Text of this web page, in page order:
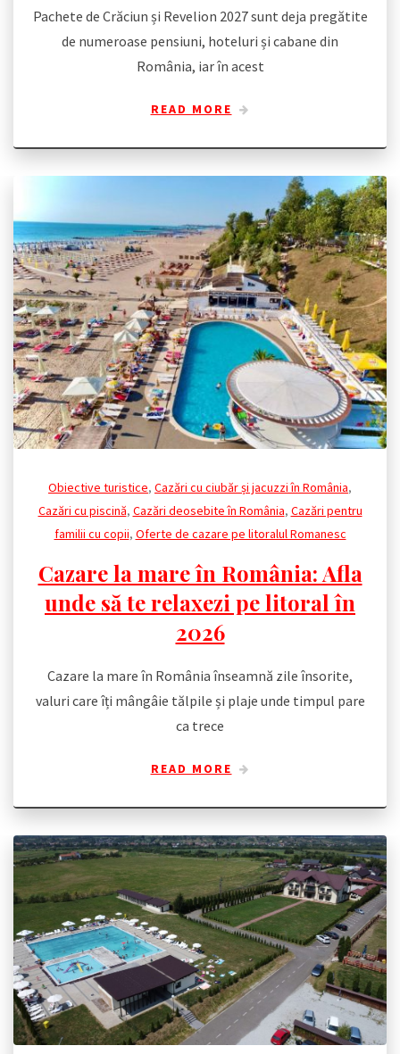
Pachete de Crăciun și Revelion 2027 sunt deja pregătite
de numeroase pensiuni, hoteluri și cabane din
România, iar în acest
READ MORE
Obiective turistice, Cazări cu ciubăr și jacuzzi în România,
Cazări cu piscină, Cazări deosebite în România, Cazări pentru
familii cu copii, Oferte de cazare pe litoralul Romanesc
Cazare la mare în România: Afla
unde să te relaxezi pe litoral în
2026
Cazare la mare în România înseamnă zile însorite,
valuri care îți mângâie tălpile și plaje unde timpul pare
ca trece
READ MORE